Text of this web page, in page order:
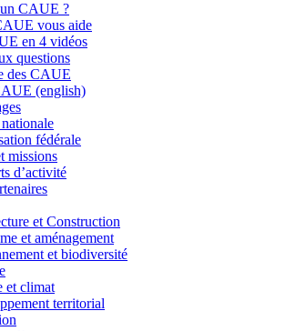
CAUE ?
vous aide
en 4 vidéos
questions
des CAUE
(english)
fédérale
missions
d’activité
et Construction
et aménagement
et biodiversité
et climat
territorial